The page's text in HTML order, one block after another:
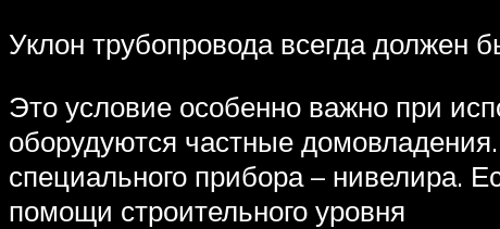
Уклон трубопровода всегда должен
Это условие особенно важно при
оборудуются частные
специального прибора – нивелира.
помощи строительного уровня